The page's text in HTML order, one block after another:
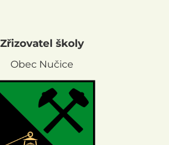
Zřizovatel školy
Obec Nučice